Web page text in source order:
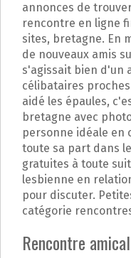
annonces de
rencontre en ligne
sites, bretagne. En
de nouveaux amis
s'agissait bien d'un
célibataires
aidé les épaules,
bretagne avec
personne idéale en
toute sa part dans
gratuites à toute
lesbienne en
pour discuter.
catégorie
Rencontre